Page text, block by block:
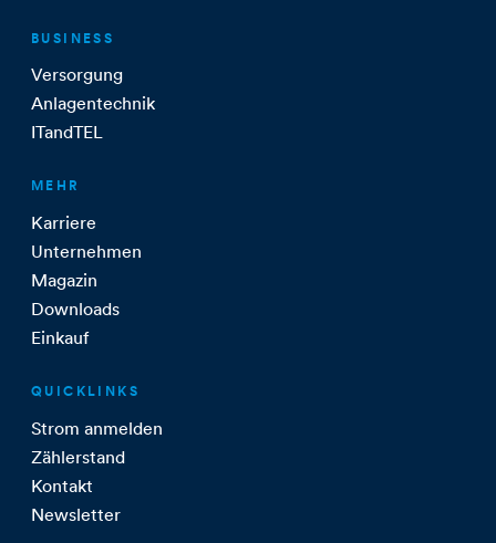
BUSINESS
Versorgung
Anlagentechnik
ITandTEL
MEHR
Karriere
Unternehmen
Magazin
Downloads
Einkauf
QUICKLINKS
Strom anmelden
Zählerstand
Kontakt
Newsletter